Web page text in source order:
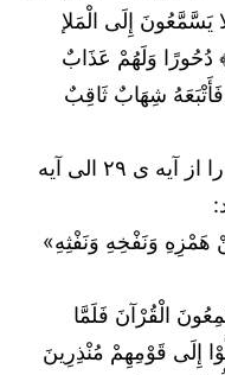
کُلِّ شَیْطَانٍ مَارِدٍ ﴿٧﴾ لا یَسَّمَّعُونَ إِلَى الْمَلإ
وَیُقْذَفُونَ مِنْ کُلِّ جَانِبٍ ﴿٨﴾ دُحُورًا وَلَهُمْ عَذَابٌ
فَأَتْبَعَهُ شِهَابٌ ثَاقِبٌ
۱۴- بعداً، راقس سوره ی احقاف را از آیه ی ۲۹ الی آیه
هَمْزِهِ وَنَفْخِهِ وَنَفْثِهِ»
الْقُرْآنَ فَلَمَّا
إِلَى قَوْمِهِمْ مُنْذِرِینَ